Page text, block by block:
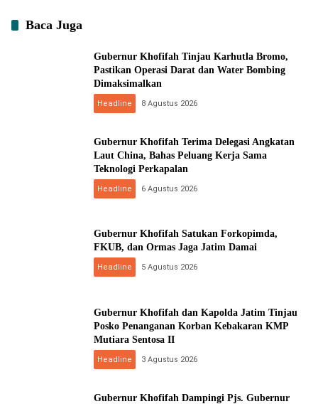
Baca Juga
Gubernur Khofifah Tinjau Karhutla Bromo,
Pastikan Operasi Darat dan Water Bombing
Dimaksimalkan
Headline 8 Agustus 2026
Gubernur Khofifah Terima Delegasi Angkatan
Laut China, Bahas Peluang Kerja Sama
Teknologi Perkapalan
Headline 6 Agustus 2026
Gubernur Khofifah Satukan Forkopimda,
FKUB, dan Ormas Jaga Jatim Damai
Headline 5 Agustus 2026
Gubernur Khofifah dan Kapolda Jatim Tinjau
Posko Penanganan Korban Kebakaran KMP
Mutiara Sentosa II
Headline 3 Agustus 2026
Gubernur Khofifah Dampingi Pjs. Gubernur